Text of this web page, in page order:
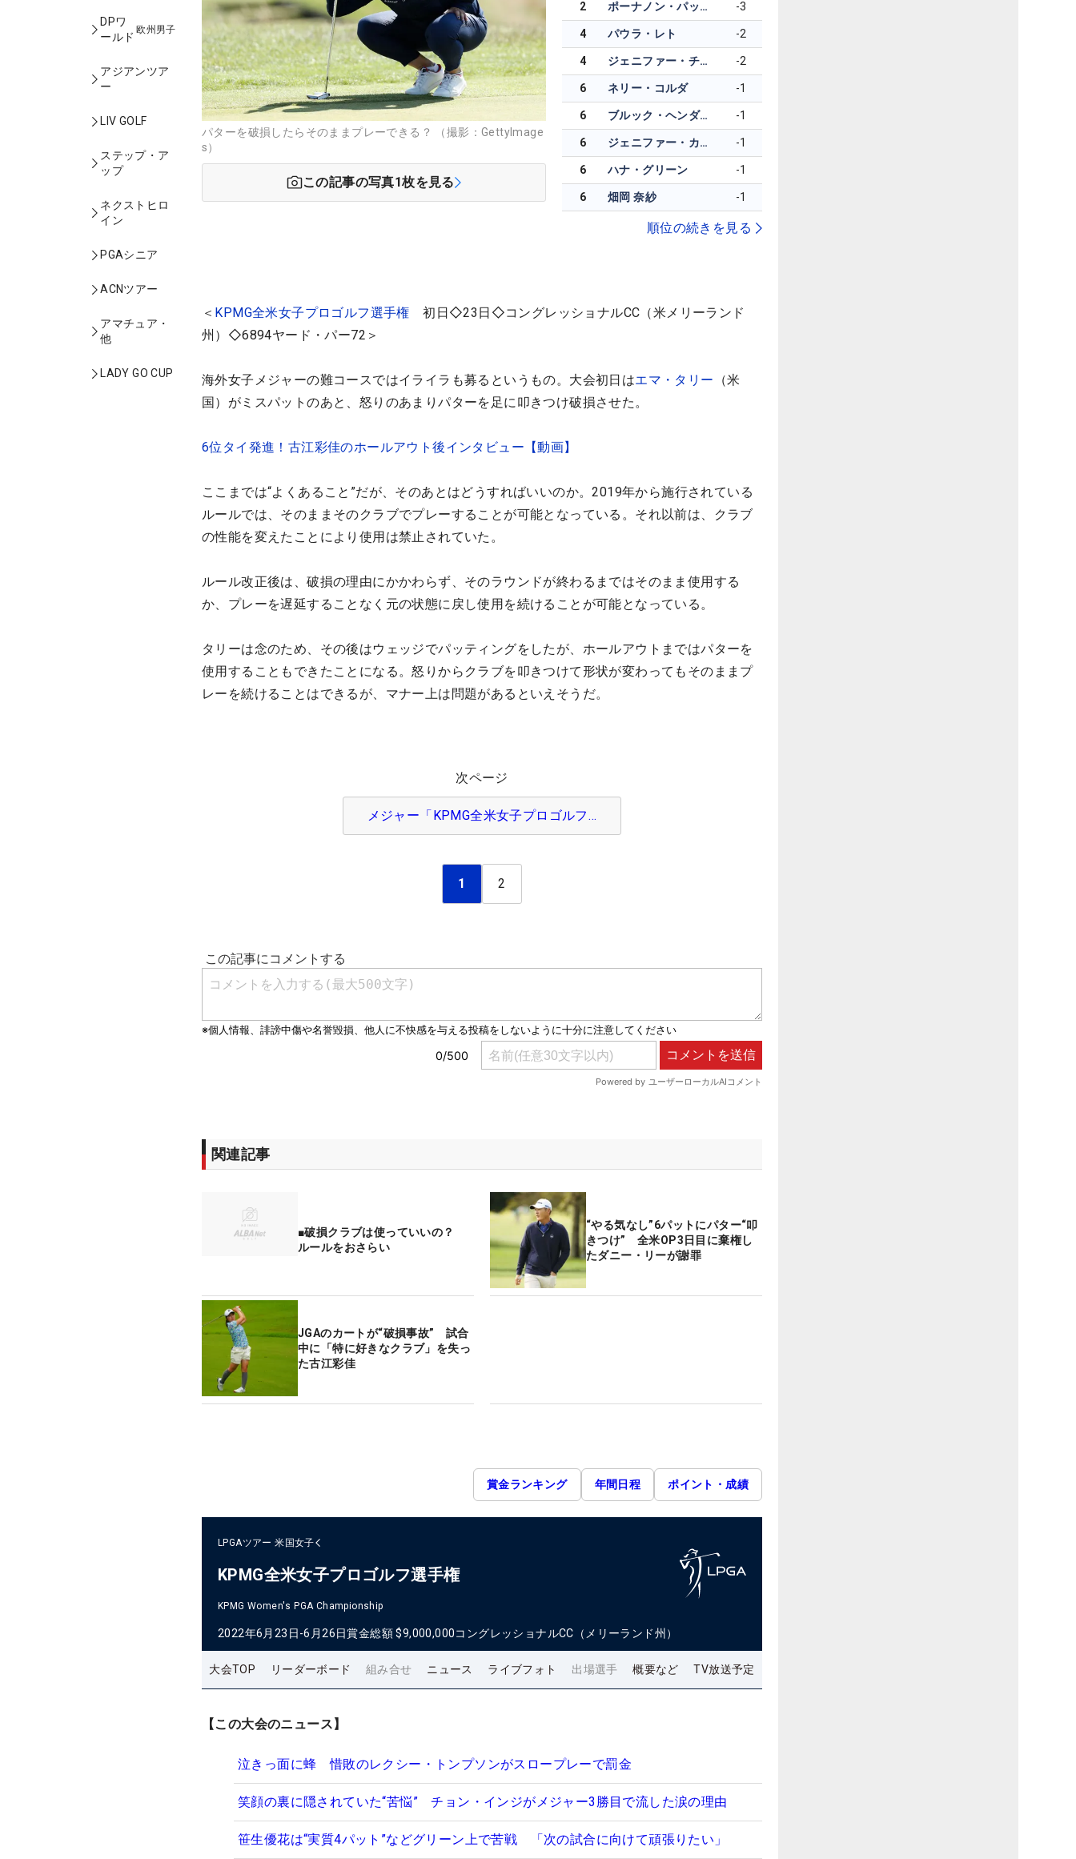
DPワ
ールド
欧州男子
アジアンツア
ー
LIV GOLF
ステップ・ア
ップ
ネクストヒロ
イン
PGAシニア
ACNツアー
アマチュア・
他
LADY GO CUP
パターを破損したらそのままプレーできる？ （撮影：GettyImage
s）
この記事の写真1枚を見る
2 ポーナノン・パットラム -3
4 パウラ・レト -2
4 ジェニファー・チャン -2
6 ネリー・コルダ -1
6 ブルック・ヘンダーソン -1
6 ジェニファー・カプチョ -1
6 ハナ・グリーン -1
6 畑岡 奈紗 -1
順位の続きを見る
＜ KPMG全米女子プロゴルフ選手権 初日◇23日◇コングレッショナルCC（米メリーランド
州）◇6894ヤード・パー72＞
海外女子メジャーの難コースではイライラも募るというもの。大会初日はエマ・タリー （米
国）がミスパットのあと、怒りのあまりパターを足に叩きつけ破損させた。
6位タイ発進！古江彩佳のホールアウト後インタビュー【動画】
ここまでは“よくあること”だが、そのあとはどうすればいいのか。2019年から施行されている
ルールでは、そのままそのクラブでプレーすることが可能となっている。それ以前は、クラブ
の性能を変えたことにより使用は禁止されていた。
ルール改正後は、破損の理由にかかわらず、そのラウンドが終わるまではそのまま使用する
か、プレーを遅延することなく元の状態に戻し使用を続けることが可能となっている。
タリーは念のため、その後はウェッジでパッティングをしたが、ホールアウトまではパターを
使用することもできたことになる。怒りからクラブを叩きつけて形状が変わってもそのままプ
レーを続けることはできるが、マナー上は問題があるといえそうだ。
次ページ
メジャー「KPMG全米女子プロゴルフ…
1 2
関連記事
■破損クラブは使っていいの？
ルールをおさらい
“やる気なし”6パットにパター“叩
きつけ” 全米OP3日目に棄権し
たダニー・リーが謝罪
JGAのカートが“破損事故” 試合
中に「特に好きなクラブ」を失っ
た古江彩佳
賞金ランキング 年間日程 ポイント・成績
LPGAツアー 米国女子
KPMG全米女子プロゴルフ選手権
KPMG Women's PGA Championship
2022年6月23日-6月26日賞金総額 $9,000,000コングレッショナルCC（メリーランド州）
大会TOP リーダーボード 組み合せ ニュース ライブフォト 出場選手 概要など TV放送予定
【この大会のニュース】
泣きっ面に蜂 惜敗のレクシー・トンプソンがスロープレーで罰金
笑顔の裏に隠されていた“苦悩” チョン・インジがメジャー3勝目で流した涙の理由
笹生優花は“実質4パット”などグリーン上で苦戦 「次の試合に向けて頑張りたい」